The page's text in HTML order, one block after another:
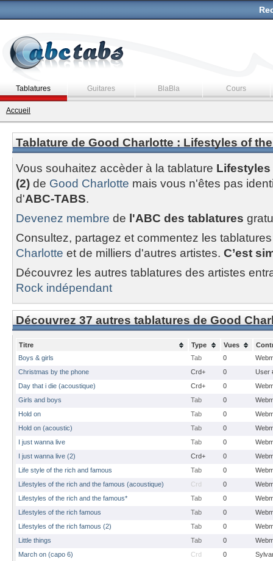
Tablatures Guitares BlaBla Cours
Accueil
Tablature de Good Charlotte : Lifestyles of
Vous souhaitez accèder à la tablature
(2)de Good Charlotte mais vous n'êtes pas
d'ABC-TABS.
Devenez membre de l'ABC des tablatures
Consultez, partagez et commentez les
Charlotte et de milliers d'autres artistes. C’est
Découvrez les autres tablatures des artistes
Rock indépendant
Découvrez 37 autres tablatures de Good
Titre Type Vues
Boys & girls
Tab 0
Christmas by the phone
Crd+ 0
User
Day that i die (acoustique)
Crd+ 0
Girls and boys
Tab 0
Hold on
Tab 0
Hold on (acoustic)
Tab 0
I just wanna live
Tab 0
I just wanna live (2)
Crd+ 0
Life style of the rich and famous
Tab 0
Lifestyles of the rich and the famous (acoustique)
Crd 0
Lifestyles of the rich and the famous*
Tab 0
Lifestyles of the rich famous
Tab 0
Lifestyles of the rich famous (2)
Tab 0
Little things
Tab 0
March on (capo 6)
Crd 0